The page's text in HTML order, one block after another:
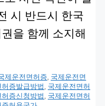
시 반드시 한국
을 함께 소지해
제운전면허증, 국제운전면
증발급방법, 국제운전면허
증신청방법, 국제운전면허